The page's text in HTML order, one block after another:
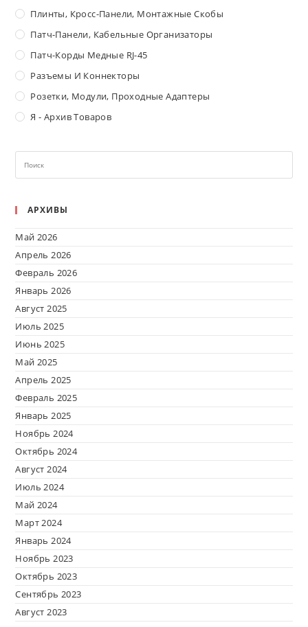
Плинты, Кросс-Панели, Монтажные Скобы
Патч-Панели, Кабельные Организаторы
Патч-Корды Медные RJ-45
Разъемы И Коннекторы
Розетки, Модули, Проходные Адаптеры
Я - Архив Товаров
АРХИВЫ
Май 2026
Апрель 2026
Февраль 2026
Январь 2026
Август 2025
Июль 2025
Июнь 2025
Май 2025
Апрель 2025
Февраль 2025
Январь 2025
Ноябрь 2024
Октябрь 2024
Август 2024
Июль 2024
Май 2024
Март 2024
Январь 2024
Ноябрь 2023
Октябрь 2023
Сентябрь 2023
Август 2023